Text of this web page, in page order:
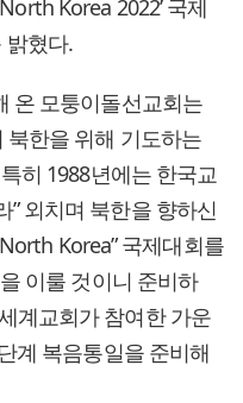
Korea 2022’ 국제
밝혔다.
온 모퉁이돌선교회는
북한을 위해 기도하는
히 1988년에는 한국교
” 외치며 북한을 향하신
Korea” 국제대회를
이룰 것이니 준비하
계교회가 참여한 가운
계 복음통일을 준비해